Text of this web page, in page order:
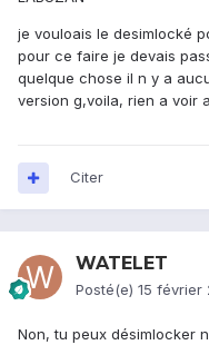
je vouloais le desimlocké
pour ce faire je devais
quelque chose il n y a
version g,voila, rien a voir
Citer
WATELET
Posté(e) 15 février
Non, tu peux désimlocker